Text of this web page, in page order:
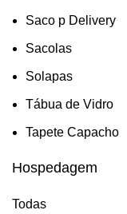
Saco p Delivery
Sacolas
Solapas
Tábua de Vidro
Tapete Capacho
Hospedagem
Todas